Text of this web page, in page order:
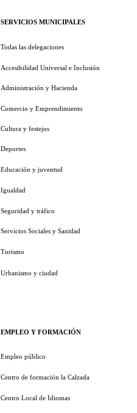
SERVICIOS MUNICIPALES
Todas las delegaciones
Accesibilidad Universal e Inclusión
Administración y Hacienda
Comercio y Emprendimiento
Cultura y festejos
Deportes
Educación y juventud
Igualdad
Seguridad y tráfico
Servicios Sociales y Sanidad
Turismo
Urbanismo y ciudad
EMPLEO Y FORMACIÓN
Empleo público
Centro de formación la Calzada
Centro Local de Idiomas